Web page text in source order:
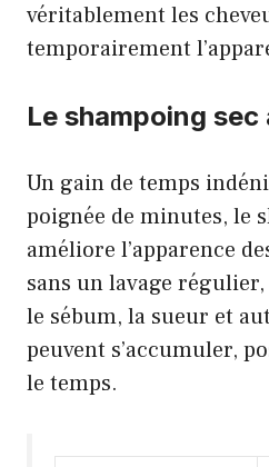
véritablement les
temporairement
Le shampoing
Un gain de temps
poignée de minutes, le
améliore l’apparence
sans un lavage
le sébum, la sueur et
peuvent s’accumuler,
le temps.